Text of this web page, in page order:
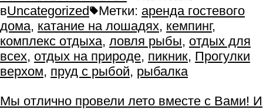
вUncategorized Метки: аренда гостевого
дома, катание на лошадях, кемпинг,
комплекс отдыха, ловля рыбы, отдых для
всех, отдых на природе, пикник, Прогулки
верхом, пруд с рыбой, рыбалка
Мы отлично провели лето вместе с Вами! И